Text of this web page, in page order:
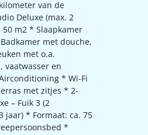
van de
Deluxe (max. 2
m2 * Slaapkamer
met douche,
met o.a.
vaatwasser en
* Wi-Fi
met zitjes * 2-
– Fuik 3 (2
jaar) * Formaat: ca. 75
*